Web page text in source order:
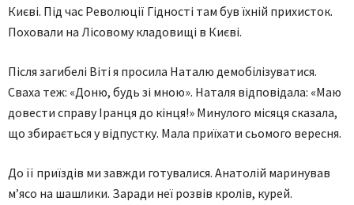
Києві. Під час Революції Гідності там був їхній прихисток.
Поховали на Лісовому кладовищі в Києві.
Після загибелі Віті я просила Наталю демобілізуватися.
Сваха теж: «Доню, будь зі мною». Наталя відповідала: «Маю
довести справу Іранця до кінця!» Минулого місяця сказала,
що збирається у відпустку. Мала приїхати сьомого вересня.
До її приїздів ми завжди готувалися. Анатолій маринував
м’ясо на шашлики. Заради неї розвів кролів, курей.